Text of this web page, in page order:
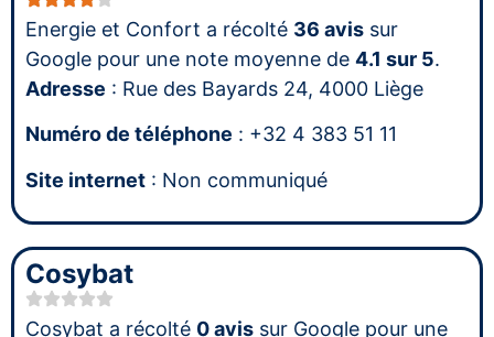
Energie et Confort a récolté 36 avis sur
Google pour une note moyenne de 4.1 sur 5.
Adresse : Rue des Bayards 24, 4000 Liège
Numéro de téléphone : +32 4 383 51 11
Site internet : Non communiqué
Cosybat
Cosybat a récolté 0 avis sur Google pour une